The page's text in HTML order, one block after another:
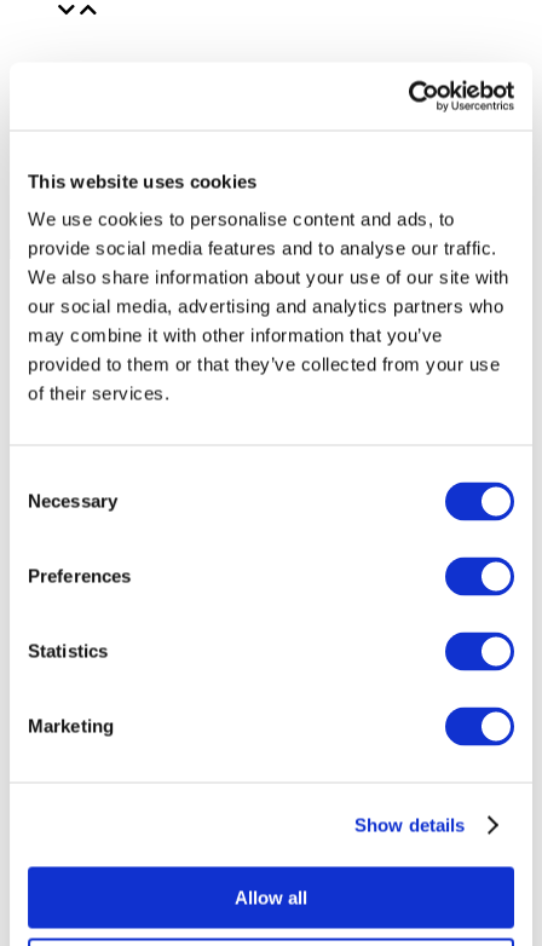
This website uses cookies
We use cookies to personalise content and ads, to
provide social media features and to analyse our traffic.
We also share information about your use of our site with
our social media, advertising and analytics partners who
may combine it with other information that you’ve
provided to them or that they’ve collected from your use
of their services.
Selection
Necessary
Preferences
Statistics
Marketing
Show details
Allow all
Összes
esemény
Música pop